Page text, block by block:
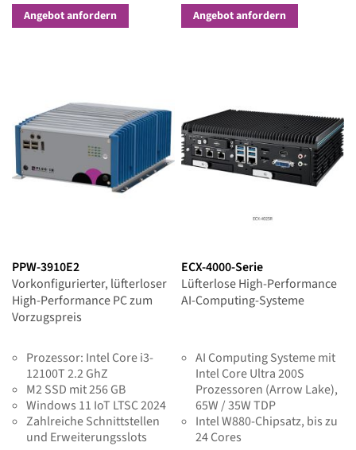
Zahlreiche Schnittstellen
Angebot anfordern Angebot anfordern
PPW-3910E2
Vorkonfigurierter, lüfterloser
High-Performance PC zum
Vorzugspreis
Prozessor: Intel Core i3-
12100T 2.2 GhZ
M2 SSD mit 256 GB
Windows 11 IoT LTSC 2024
Zahlreiche Schnittstellen
und Erweiterungsslots
ECX-4000-Serie
Lüfterlose High-Performance
AI-Computing-Systeme
AI Computing Systeme mit
Intel Core Ultra 200S
Prozessoren (Arrow Lake),
65W / 35W TDP
Intel W880-Chipsatz, bis zu
24 Cores